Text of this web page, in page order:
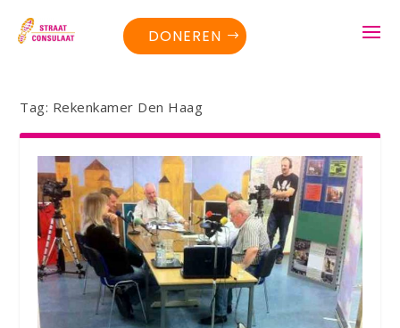
DONEREN
Tag: Rekenkamer Den Haag